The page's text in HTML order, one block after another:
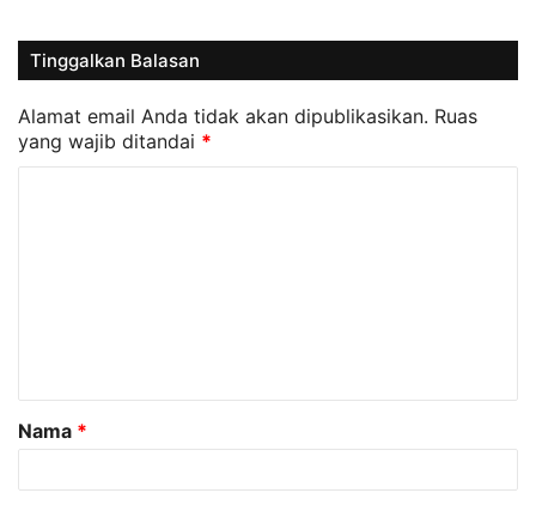
Tinggalkan Balasan
Alamat email Anda tidak akan dipublikasikan. Ruas
yang wajib ditandai *
a
r
Nama *